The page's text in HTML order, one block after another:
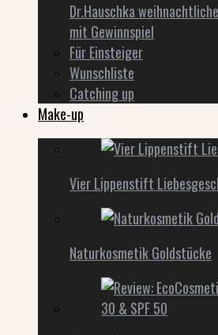
Dr.Hauschka
mit Gewinnspiel
Für Einsteiger
Wunschliste
Catching up
Make-up
Vier Lippenstift
Naturkosmetik Goldstücke